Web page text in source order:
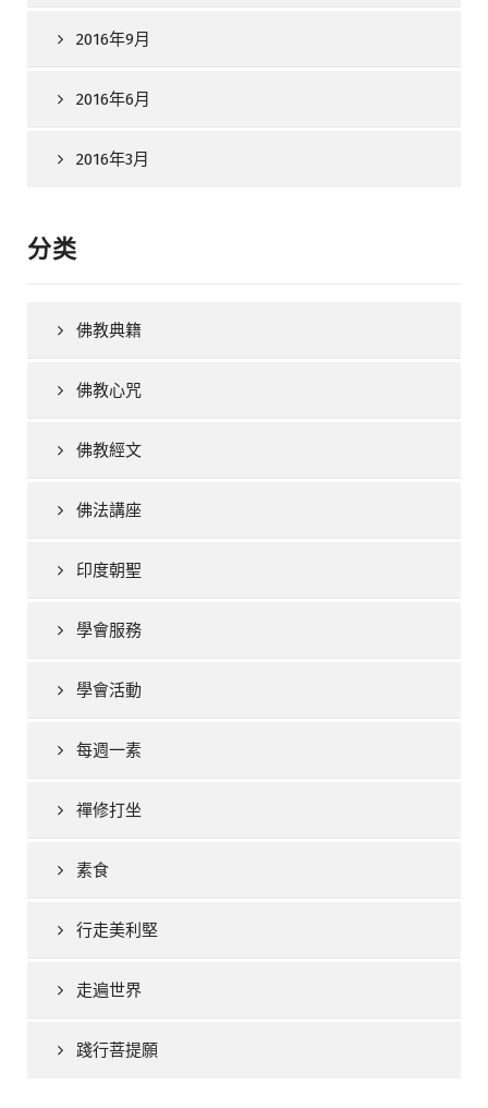
2016年9月
2016年6月
2016年3月
分类
佛教典籍
佛教心咒
佛教經文
佛法講座
印度朝聖
學會服務
學會活動
每週一素
禪修打坐
素食
行走美利堅
走遍世界
踐行菩提願